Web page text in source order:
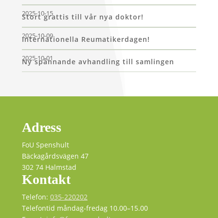
2025-10-15
Stort grattis till vår nya doktor!
2025-10-09
Internationella Reumatikerdagen!
2025-10-01
Ny spännande avhandling till samlingen
Adress
FoU Spenshult
Bäckagårdsvägen 47
302 74 Halmstad
Kontakt
Telefon: 035-220202
Telefontid måndag-fredag 10.00–15.00